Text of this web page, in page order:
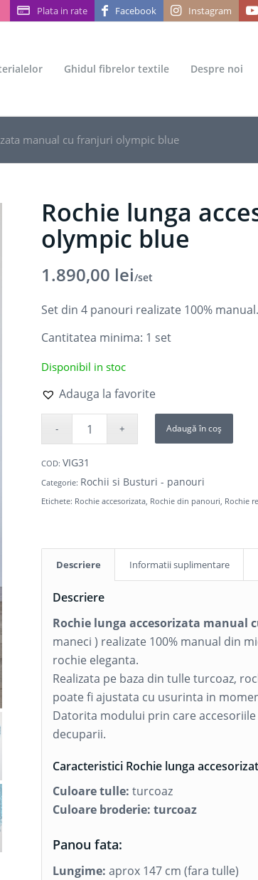
Plata in rate Facebook Instagram
Ghidul fibrelor textile Despre noi
manual cu franjuri olympic blue
Rochie lunga
olympic blue
1.890,00 lei/set
Set din 4 panouri realizate 100% manual.
Cantitatea minima: 1 set
Disponibil in stoc
Adauga la favorite
Adaugă în coș
COD:VIG31
Categorie: Rochii si Busturi - panouri
Etichete: Rochie accesorizata, Rochie din panouri, Rochie
Descriere Informatii suplimentare
Descriere
Rochie lunga accesorizata manual
maneci ) realizate 100% manual din
rochie eleganta.
Realizata pe baza din tulle turcoaz,
poate fi ajustata cu usurinta in
Datorita modului prin care
decuparii.
Caracteristici Rochie lunga
Culoare tulle: turcoaz
Culoare broderie: turcoaz
Panou fata:
Lungime: aprox 147 cm (fara tulle)